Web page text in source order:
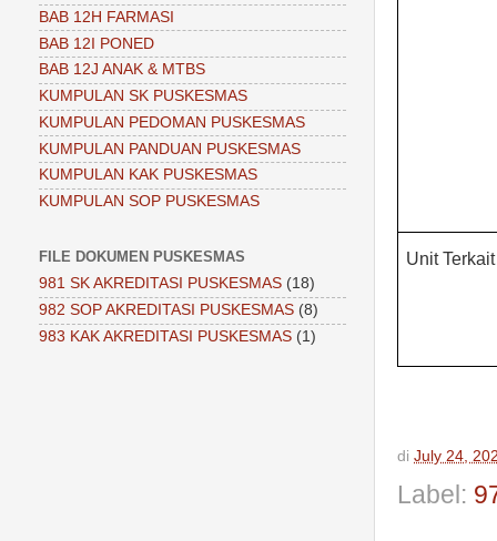
Unit Terkait
di July 24,
Label:
BAB 12H FARMASI
BAB 12I PONED
BAB 12J ANAK & MTBS
KUMPULAN SK PUSKESMAS
KUMPULAN PEDOMAN PUSKESMAS
KUMPULAN PANDUAN PUSKESMAS
KUMPULAN KAK PUSKESMAS
KUMPULAN SOP PUSKESMAS
FILE DOKUMEN PUSKESMAS
981 SK AKREDITASI PUSKESMAS (18)
982 SOP AKREDITASI PUSKESMAS (8)
983 KAK AKREDITASI PUSKESMAS (1)